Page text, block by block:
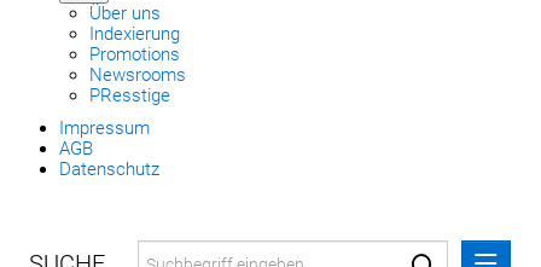
Über uns
Indexierung
Promotions
Newsrooms
PResstige
Impressum
AGB
Datenschutz